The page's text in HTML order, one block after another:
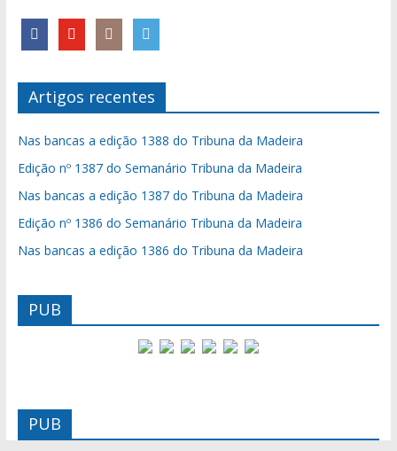
Artigos recentes
Nas bancas a edição 1388 do Tribuna da Madeira
Edição nº 1387 do Semanário Tribuna da Madeira
Nas bancas a edição 1387 do Tribuna da Madeira
Edição nº 1386 do Semanário Tribuna da Madeira
Nas bancas a edição 1386 do Tribuna da Madeira
PUB
PUB